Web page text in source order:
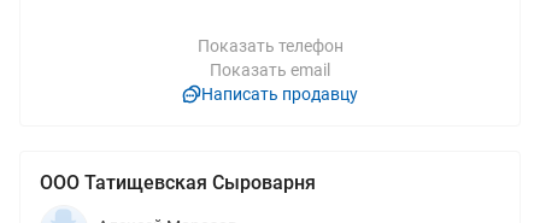
оформления документов
с документами
Показать телефон
Показать email
Написать продавцу
ООО Татищевская Сыроварня